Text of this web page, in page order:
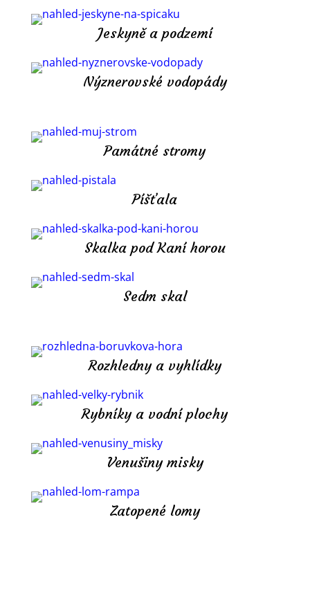
Jeskyně a podzemí
Nýznerovské vodopády
Památné stromy
Píšťala
Skalka pod Kaní horou
Sedm skal
Rozhledny a vyhlídky
Rybníky a vodní plochy
Venušiny misky
Zatopené lomy